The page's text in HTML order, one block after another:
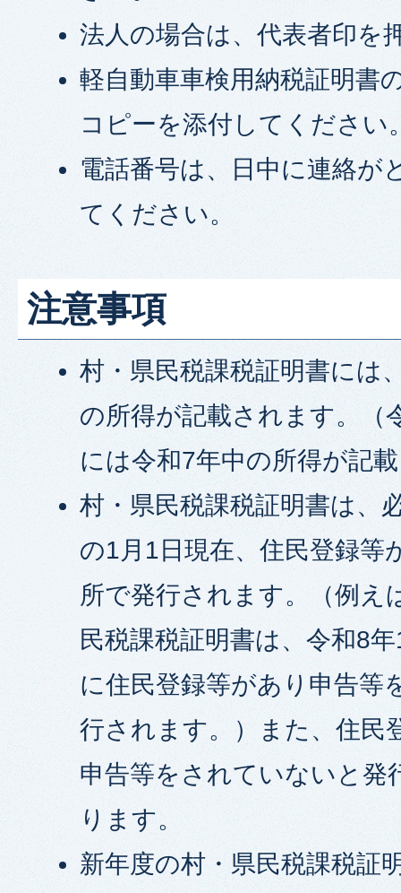
法人の場合は、代表者印を
軽自動車車検用納税証明書
コピーを添付してください
電話番号は、日中に連絡が
てください。
注意事項
村・県民税課税証明書には
の所得が記載されます。（
には令和7年中の所得が記
村・県民税課税証明書は、
の1月1日現在、住民登録等
所で発行されます。（例え
民税課税証明書は、令和8
に住民登録等があり申告等
行されます。）また、住民
申告等をされていないと発
ります。
新年度の村・県民税課税証